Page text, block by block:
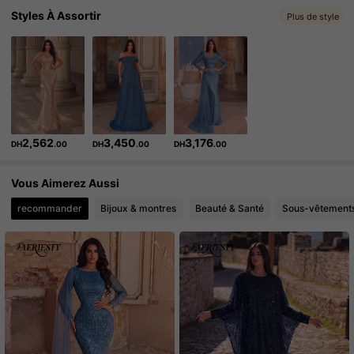
4.86
4.86 236K Suiveurs
Styles À Assortir Plus de style
DH2,562.00 DH3,450.00 DH3,176.00
Vous Aimerez Aussi
recommander Bijoux & montres Beauté & Santé Sous-